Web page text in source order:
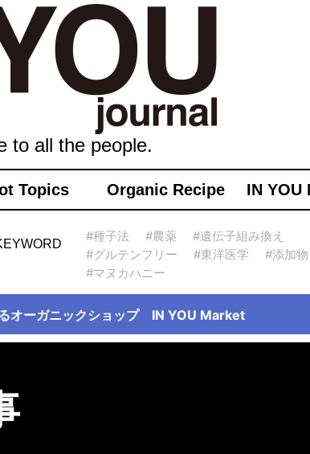
to all the people.
Topics Organic Recipe IN YOU
#種子法 #農薬
#遺伝子組み換え
#グルテンフリー
#東洋医学
#添加物
#マヌカハニー
オーガニックショップ IN YOU Market